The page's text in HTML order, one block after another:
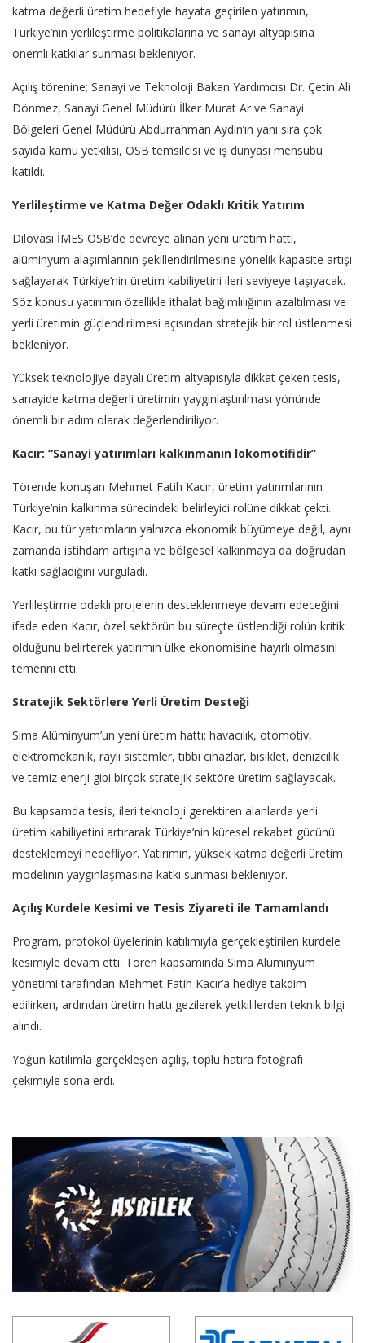
katma değerli üretim hedefiyle hayata geçirilen yatırımın,
Türkiye’nin yerlileştirme politikalarına ve sanayi altyapısına
önemli katkılar sunması bekleniyor.
Açılış törenine; Sanayi ve Teknoloji Bakan Yardımcısı Dr. Çetin Ali
Dönmez, Sanayi Genel Müdürü İlker Murat Ar ve Sanayi
Bölgeleri Genel Müdürü Abdurrahman Aydın’ın yanı sıra çok
sayıda kamu yetkilisi, OSB temsilcisi ve iş dünyası mensubu
katıldı.
Yerlileştirme ve Katma Değer Odaklı Kritik Yatırım
Dilovası İMES OSB’de devreye alınan yeni üretim hattı,
alüminyum alaşımlarının şekillendirilmesine yönelik kapasite artışı
sağlayarak Türkiye’nin üretim kabiliyetini ileri seviyeye taşıyacak.
Söz konusu yatırımın özellikle ithalat bağımlılığının azaltılması ve
yerli üretimin güçlendirilmesi açısından stratejik bir rol üstlenmesi
bekleniyor.
Yüksek teknolojiye dayalı üretim altyapısıyla dikkat çeken tesis,
sanayide katma değerli üretimin yaygınlaştırılması yönünde
önemli bir adım olarak değerlendiriliyor.
Kacır: “Sanayi yatırımları kalkınmanın lokomotifidir”
Törende konuşan Mehmet Fatih Kacır, üretim yatırımlarının
Türkiye’nin kalkınma sürecindeki belirleyici rolüne dikkat çekti.
Kacır, bu tür yatırımların yalnızca ekonomik büyümeye değil, aynı
zamanda istihdam artışına ve bölgesel kalkınmaya da doğrudan
katkı sağladığını vurguladı.
Yerlileştirme odaklı projelerin desteklenmeye devam edeceğini
ifade eden Kacır, özel sektörün bu süreçte üstlendiği rolün kritik
olduğunu belirterek yatırımın ülke ekonomisine hayırlı olmasını
temenni etti.
Stratejik Sektörlere Yerli Üretim Desteği
Sima Alüminyum’un yeni üretim hattı; havacılık, otomotiv,
elektromekanik, raylı sistemler, tıbbi cihazlar, bisiklet, denizcilik
ve temiz enerji gibi birçok stratejik sektöre üretim sağlayacak.
Bu kapsamda tesis, ileri teknoloji gerektiren alanlarda yerli
üretim kabiliyetini artırarak Türkiye’nin küresel rekabet gücünü
desteklemeyi hedefliyor. Yatırımın, yüksek katma değerli üretim
modelinin yaygınlaşmasına katkı sunması bekleniyor.
Açılış Kurdele Kesimi ve Tesis Ziyareti ile Tamamlandı
Program, protokol üyelerinin katılımıyla gerçekleştirilen kurdele
kesimiyle devam etti. Tören kapsamında Sima Alüminyum
yönetimi tarafından Mehmet Fatih Kacır’a hediye takdim
edilirken, ardından üretim hattı gezilerek yetkililerden teknik bilgi
alındı.
Yoğun katılımla gerçekleşen açılış, toplu hatıra fotoğrafı
çekimiyle sona erdi.